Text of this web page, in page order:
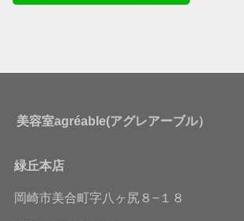
美容室agréable(アグレアーブル）
緑丘本店
岡崎市美合町字八ヶ尻８−１８